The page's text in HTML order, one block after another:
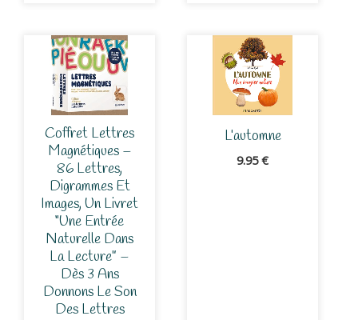
Coffret Lettres
Magnétiques –
86 Lettres,
Digrammes Et
Images, Un Livret
“Une Entrée
Naturelle Dans
La Lecture” –
Dès 3 Ans
Donnons Le Son
Des Lettres
L’automne
9.95€